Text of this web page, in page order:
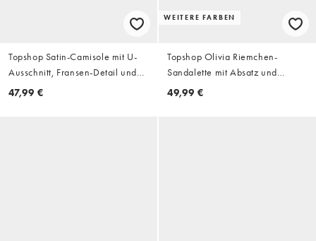
Topshop Satin-Camisole mit U-
Ausschnitt, Fransen-Detail und
Bindeband in Ivory
47,99 €
WEITERE FARBEN
Topshop Olivia Riemchen-
Sandalette mit Absatz und
Kugeldetail in Gold
49,99 €